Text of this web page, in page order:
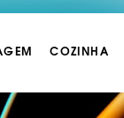
COZINHA